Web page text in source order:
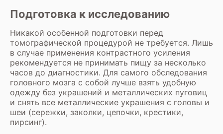
Подготовка к исследованию
Никакой особенной подготовки перед
томографической процедурой не требуется. Лишь
в случае применения контрастного усиления
рекомендуется не принимать пищу за несколько
часов до диагностики. Для самого обследования
головного мозга с собой лучше взять удобную
одежду без украшений и металлических пуговиц
и снять все металлические украшения с головы и
шеи (сережки, заколки, цепочки, крестики,
пирсинг).